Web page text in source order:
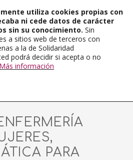
PARA
utiliza cookies propias con
ni cede datos de carácter
sin su conocimiento. Sin
a sitios web de terceros con
a la de Solidaridad
podrá decidir si acepta o no
Más información